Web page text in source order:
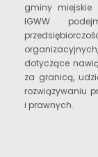
gminy miejskie
IGWW
dotyczące
za granicą,
rozwiązywaniu
i prawnych.